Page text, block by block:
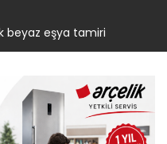
beyaz eşya tamiri